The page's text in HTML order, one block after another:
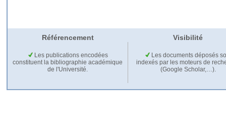
Référencement Visibilité
Les publications encodées
constituent la bibliographie académique
de l'Université.
Les documents déposés
indexés par les moteurs de
(Google Scholar,…).